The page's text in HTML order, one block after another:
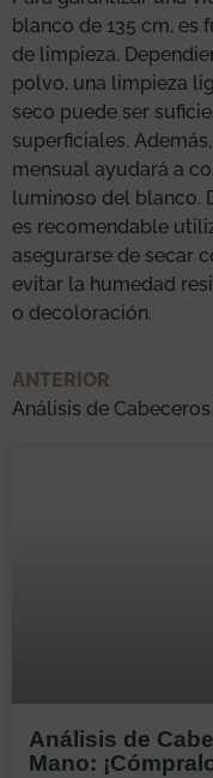
blanco de 135 cm, es
de limpieza.
polvo, una limpieza
seco puede ser
superficiales.
mensual ayudará a
luminoso del blanco.
es recomendable
asegurarse de secar
evitar la humedad
o decoloración.
ANTERIOR
Análisis de
Mano: